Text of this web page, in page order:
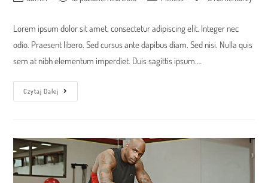
Lorem ipsum dolor sit amet, consectetur adipiscing elit. Integer nec
odio. Praesent libero. Sed cursus ante dapibus diam. Sed nisi. Nulla quis
sem at nibh elementum imperdiet. Duis sagittis ipsum.…
Czytaj Dalej
Metus
Vitae